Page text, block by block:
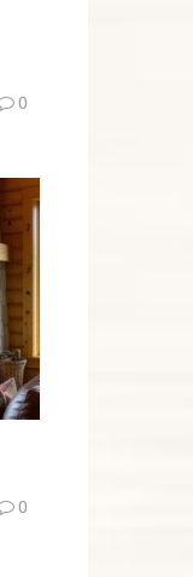
0
0